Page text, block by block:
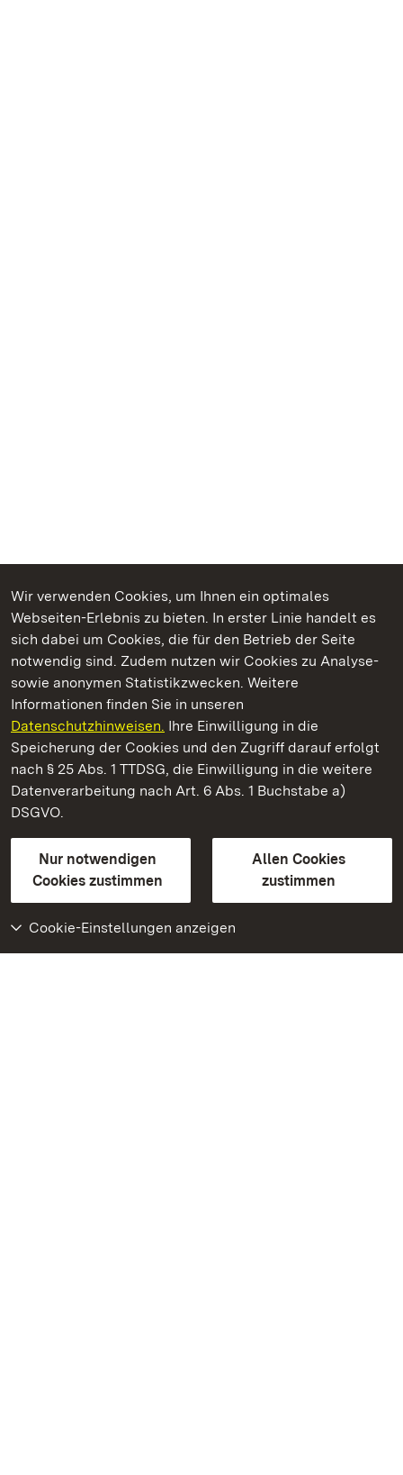
Wir verwenden Cookies, um Ihnen ein optimales
Webseiten-Erlebnis zu bieten. In erster Linie handelt es
sich dabei um Cookies, die für den Betrieb der Seite
notwendig sind. Zudem nutzen wir Cookies zu Analyse-
sowie anonymen Statistikzwecken. Weitere
Informationen finden Sie in unseren
Datenschutzhinweisen. Ihre Einwilligung in die
Speicherung der Cookies und den Zugriff darauf erfolgt
nach § 25 Abs. 1 TTDSG, die Einwilligung in die weitere
Datenverarbeitung nach Art. 6 Abs. 1 Buchstabe a)
DSGVO.
Nur notwendigen
Cookies zustimmen
Allen Cookies
zustimmen
Cookie-Einstellungen anzeigen
Kommen. Staunen. Genießen.
Residenzschloss Ludwigsburg
Staatliche Schlösser und Gärten Baden-Württemberg
Kontakt
GebärdenspracheLeichte Sprache
Erklärung zur Barrierefreiheit
BITV-konform (geprüfte Seiten)
Weiteres